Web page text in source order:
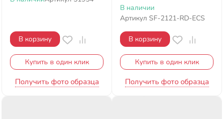
В корзину
Купить в один клик
Получить фото образца
В наличии
Артикул SF-2121-RD-ECS
В корзину
Купить в один клик
Получить фото образца